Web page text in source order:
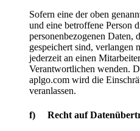
Sofern eine der oben
und eine betroffene Person
personenbezogenen
gespeichert sind, verlangen
jederzeit an einen
Verantwortlichen wenden.
aplgo.com wird die
veranlassen.
f) Recht auf